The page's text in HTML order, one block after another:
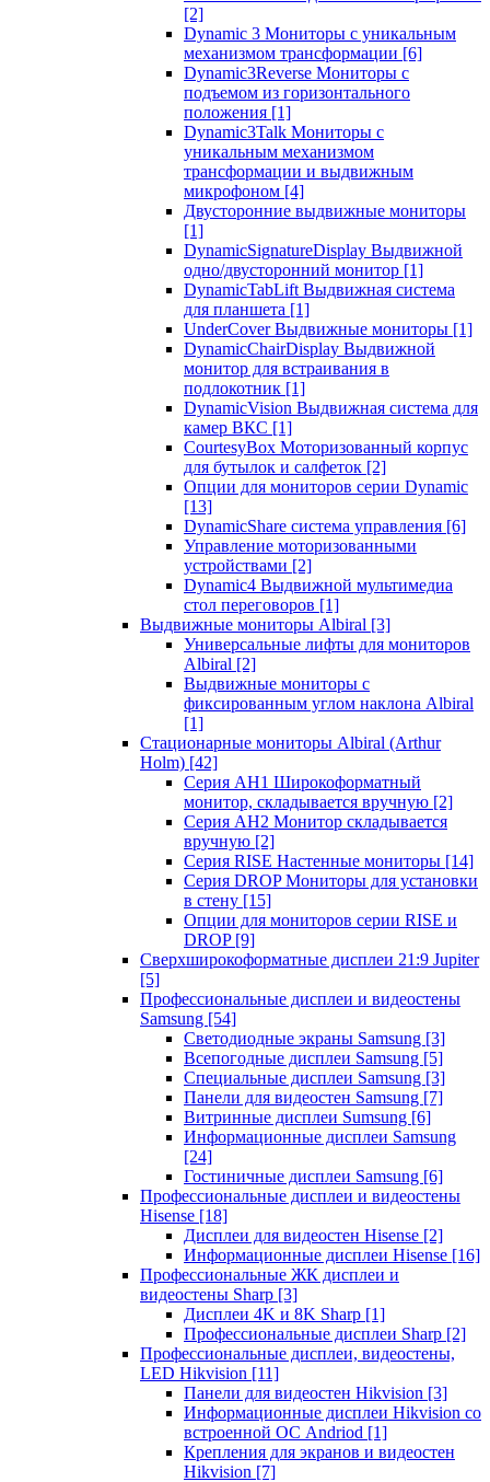
[2]
Dynamic 3 Мониторы с уникальным
механизмом трансформации [6]
Dynamic3Reverse Мониторы с
подъемом из горизонтального
положения [1]
Dynamic3Talk Мониторы с
уникальным механизмом
трансформации и выдвижным
микрофоном [4]
Двусторонние выдвижные мониторы
[1]
DynamicSignatureDisplay Выдвижной
одно/двусторонний монитор [1]
DynamicTabLift Выдвижная система
для планшета [1]
UnderCover Выдвижные мониторы [1]
DynamicChairDisplay Выдвижной
монитор для встраивания в
подлокотник [1]
DynamicVision Выдвижная система для
камер ВКС [1]
CourtesyBox Моторизованный корпус
для бутылок и салфеток [2]
Опции для мониторов серии Dynamic
[13]
DynamicShare система управления [6]
Управление моторизованными
устройствами [2]
Dynamic4 Выдвижной мультимедиа
стол переговоров [1]
Выдвижные мониторы Albiral [3]
Универсальные лифты для мониторов
Albiral [2]
Выдвижные мониторы с
фиксированным углом наклона Albiral
[1]
Стационарные мониторы Albiral (Arthur
Holm) [42]
Серия AH1 Широкоформатный
монитор, складывается вручную [2]
Серия AH2 Монитор складывается
вручную [2]
Серия RISE Настенные мониторы [14]
Серия DROP Мониторы для установки
в стену [15]
Опции для мониторов серии RISE и
DROP [9]
Сверхширокоформатные дисплеи 21:9 Jupiter
[5]
Профессиональные дисплеи и видеостены
Samsung [54]
Светодиодные экраны Samsung [3]
Всепогодные дисплеи Samsung [5]
Специальные дисплеи Samsung [3]
Панели для видеостен Samsung [7]
Витринные дисплеи Sumsung [6]
Информационные дисплеи Samsung
[24]
Гостиничные дисплеи Samsung [6]
Профессиональные дисплеи и видеостены
Hisense [18]
Дисплеи для видеостен Hisense [2]
Информационные дисплеи Hisense [16]
Профессиональные ЖК дисплеи и
видеостены Sharp [3]
Дисплеи 4K и 8K Sharp [1]
Профессиональные дисплеи Sharp [2]
Профессиональные дисплеи, видеостены,
LED Hikvision [11]
Панели для видеостен Hikvision [3]
Информационные дисплеи Hikvision со
встроенной ОС Andriod [1]
Крепления для экранов и видеостен
Hikvision [7]